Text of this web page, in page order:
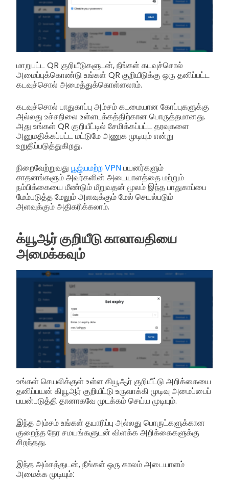
மாறுபட்ட QR குறியீடுகளுடன், நீங்கள் கடவுச்சொல்
அமைப்புக்கொண்டு உங்கள் QR குறியீடுக்கு ஒரு தனிப்பட்ட
கடவுச்சொல் அமைத்துக்கொள்ளலாம்.
கடவுச்சொல் பாதுகாப்பு அம்சம் கடமையான கோப்புகளுக்கு
அல்லது உச்சநிலை உள்ளடக்கத்திற்கான பொருத்தமானது.
அது உங்கள் QR குறியீட்டில் சேமிக்கப்பட்ட தரவுகளை
அனுமதிக்கப்பட்ட மட்டுமே அணுக முடியும் என்று
உறுதிப்படுத்துகிறது.
நிறைவேற்றுவது பூஜ்யமற்ற VPNபயனர்களும்
சாதனங்களும் அவர்களின் அடையாளத்தை மற்றும்
நம்பிக்கையை மீண்டும் மீறுவதன் மூலம் இந்த பாதுகாப்பை
மேம்படுத்த மேலும் அளவுக்கும் மேல் செயல்படும்
அளவுக்கும் அதிகரிக்கலாம்.
க்யூஆர் குறியீடு காலாவதியை
அமைக்கவும்
உங்கள் செயலிக்குள் உள்ள கியூஆர் குறியீட்டு அறிக்கையை
தனிப்பயன் கியூஆர் குறியீட்டு உருவாக்கி முடிவு அமைப்பைப்
பயன்படுத்தி தானாகவே முடக்கம் செய்ய முடியும்.
இந்த அம்சம் உங்கள் தயாரிப்பு அல்லது பொருட்களுக்கான
குறைந்த நேர சமயங்களுடன் விளக்க அறிக்கைகளுக்கு
சிறந்தது.
இந்த அம்சத்துடன், நீங்கள் ஒரு காலம் அடையாளம்
அமைக்க முடியும்: